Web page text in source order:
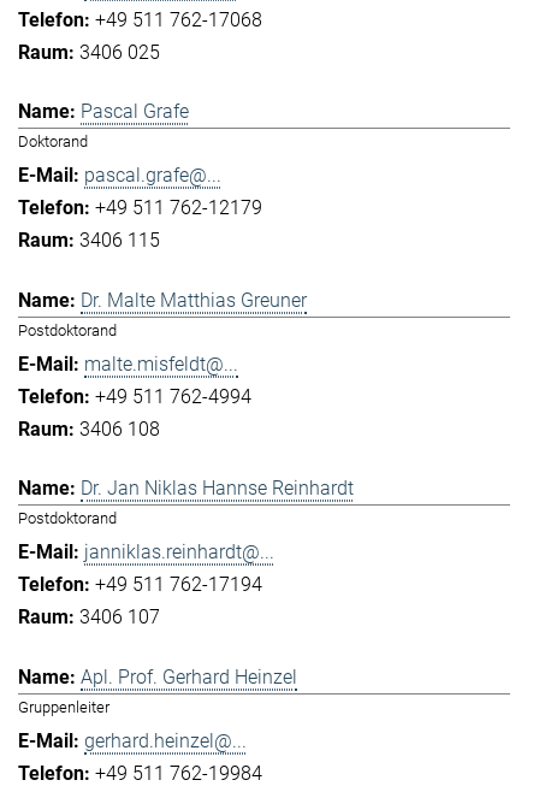
+49 511 762-17068
3406 025
Pascal Grafe
Doktorand
pascal.grafe@...
+49 511 762-12179
3406 115
Dr. Malte Matthias Greuner
Postdoktorand
malte.misfeldt@...
+49 511 762-4994
3406 108
Dr. Jan Niklas Hannse Reinhardt
Postdoktorand
janniklas.reinhardt@...
+49 511 762-17194
3406 107
Apl. Prof. Gerhard Heinzel
Gruppenleiter
gerhard.heinzel@...
+49 511 762-19984